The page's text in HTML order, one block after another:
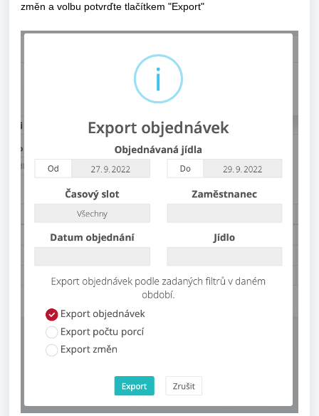
změn a volbu potvrďte tlačítkem "Export"